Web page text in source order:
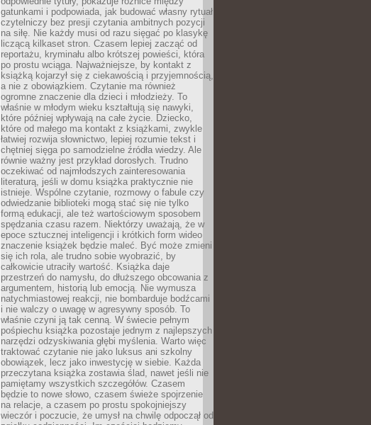
gatunkami i podpowiada, jak budować własny rytuał
czytelniczy bez presji czytania ambitnych pozycji
na siłę. Nie każdy musi od razu sięgać po klasykę
liczącą kilkaset stron. Czasem lepiej zacząć od
reportażu, kryminału albo krótszej powieści, która
po prostu wciąga. Najważniejsze, by kontakt z
książką kojarzył się z ciekawością i przyjemnością,
a nie z obowiązkiem. Czytanie ma również
ogromne znaczenie dla dzieci i młodzieży. To
właśnie w młodym wieku kształtują się nawyki,
które później wpływają na całe życie. Dziecko,
które od małego ma kontakt z książkami, zwykle
łatwiej rozwija słownictwo, lepiej rozumie tekst i
chętniej sięga po samodzielne źródła wiedzy. Ale
równie ważny jest przykład dorosłych. Trudno
oczekiwać od najmłodszych zainteresowania
literaturą, jeśli w domu książka praktycznie nie
istnieje. Wspólne czytanie, rozmowy o fabule czy
odwiedzanie biblioteki mogą stać się nie tylko
formą edukacji, ale też wartościowym sposobem
spędzania czasu razem. Niektórzy uważają, że w
epoce sztucznej inteligencji i krótkich form wideo
znaczenie książek będzie maleć. Być może zmieni
się ich rola, ale trudno sobie wyobrazić, by
całkowicie utraciły wartość. Książka daje
przestrzeń do namysłu, do dłuższego obcowania z
argumentem, historią lub emocją. Nie wymusza
natychmiastowej reakcji, nie bombarduje bodźcami
i nie walczy o uwagę w agresywny sposób. To
właśnie czyni ją tak cenną. W świecie pełnym
pośpiechu książka pozostaje jednym z najlepszych
narzędzi odzyskiwania głębi myślenia. Warto więc
traktować czytanie nie jako luksus ani szkolny
obowiązek, lecz jako inwestycję w siebie. Każda
przeczytana książka zostawia ślad, nawet jeśli nie
pamiętamy wszystkich szczegółów. Czasem
będzie to nowe słowo, czasem świeże spojrzenie
na relacje, a czasem po prostu spokojniejszy
wieczór i poczucie, że umysł na chwilę odpoczął od